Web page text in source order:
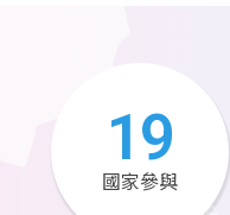
19
國家參與